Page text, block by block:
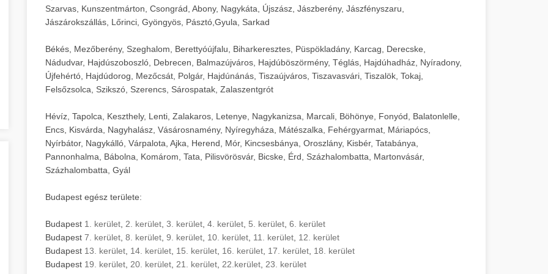
Szarvas, Kunszentmárton, Csongrád, Abony, Nagykáta, Újszász, Jászberény, Jászfényszaru,
Jászárokszállás, Lőrinci, Gyöngyös, Pásztó,Gyula, Sarkad
Békés, Mezőberény, Szeghalom, Berettyóújfalu, Biharkeresztes, Püspökladány, Karcag, Derecske,
Nádudvar, Hajdúszoboszló, Debrecen, Balmazújváros, Hajdúböszörmény, Téglás, Hajdúhadház, Nyíradony,
Újfehértó, Hajdúdorog, Mezőcsát, Polgár, Hajdúnánás, Tiszaújváros, Tiszavasvári, Tiszalök, Tokaj,
Felsőzsolca, Szikszó, Szerencs, Sárospatak, Zalaszentgrót
Hévíz, Tapolca, Keszthely, Lenti, Zalakaros, Letenye, Nagykanizsa, Marcali, Böhönye, Fonyód, Balatonlelle,
Encs, Kisvárda, Nagyhalász, Vásárosnamény, Nyíregyháza, Mátészalka, Fehérgyarmat, Máriapócs,
Nyírbátor, Nagykálló, Várpalota, Ajka, Herend, Mór, Kincsesbánya, Oroszlány, Kisbér, Tatabánya,
Pannonhalma, Bábolna, Komárom, Tata, Pilisvörösvár, Bicske, Érd, Százhalombatta, Martonvásár,
Százhalombatta, Gyál
Budapest egész területe:
Budapest 1. kerület 2. kerület 3. kerület 4. kerület 5. kerület 6. kerület
Budapest 7. kerület 8. kerület 9. kerület 10. kerület 11. kerület 12. kerület
Budapest 13. kerület 14. kerület 15. kerület 16. kerület 17. kerület 18. kerület
Budapest 19. kerület 20. kerület 21. kerület 22.kerület 23. kerület